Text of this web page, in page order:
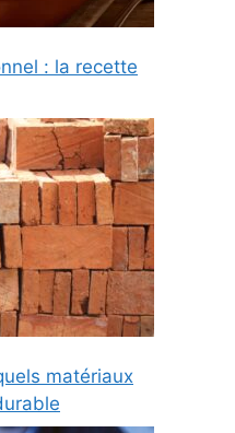
: la recette
matériaux